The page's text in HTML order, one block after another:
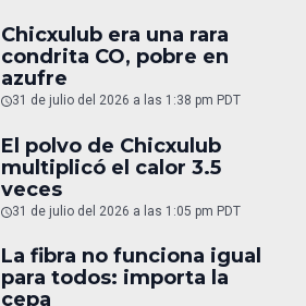
Chicxulub era una rara
condrita CO, pobre en
azufre
31 de julio del 2026 a las 1:38 pm PDT
El polvo de Chicxulub
multiplicó el calor 3.5
veces
31 de julio del 2026 a las 1:05 pm PDT
La fibra no funciona igual
para todos: importa la
cepa